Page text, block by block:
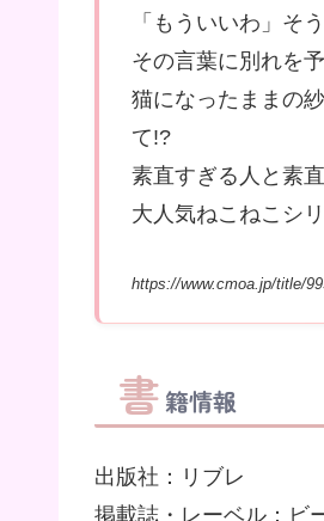
「もういいわ」そ
その言葉に別れを
猫になったままの
て!?
素直すぎる人と素
大人気ねこねこシ
https://www.cmoa.jp/title/
書 籍情報
出版社：リブレ
掲載誌・レーベル：ビ